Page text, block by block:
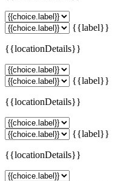
{{label}}
{{locationDetails}}
{{label}}
{{locationDetails}}
{{label}}
{{locationDetails}}